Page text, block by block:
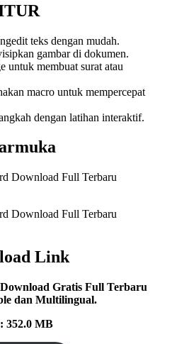
teks dengan mudah.
gambar di dokumen.
untuk membuat surat atau
macro untuk mempercepat
dengan latihan interaktif.
Link
Download Gratis Full Terbaru
dan Multilingual.
352.0 MB